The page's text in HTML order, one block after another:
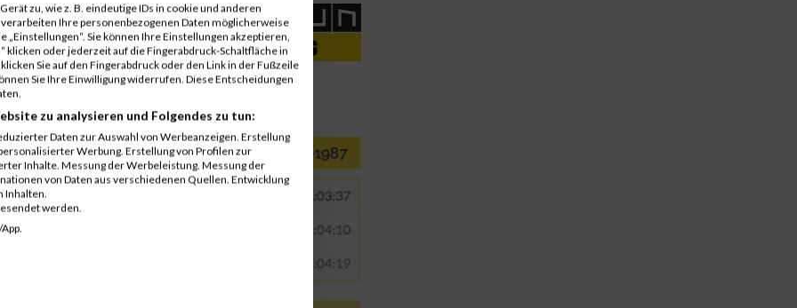
zu, wie z. B. eindeutige IDs in cookie und anderen
Ihre personenbezogenen Daten möglicherweise
Sie können Ihre Einstellungen akzeptieren,
klicken oder jederzeit auf die Fingerabdruck-Schaltfläche in
Sie auf den Fingerabdruck oder den Link in der Fußzeile
Sie Ihre Einwilligung widerrufen. Diese Entscheidungen
zu analysieren und Folgendes zu tun:
Daten zur Auswahl von Werbeanzeigen. Erstellung
Werbung. Erstellung von Profilen zur
Inhalte. Messung der Werbeleistung. Messung der
von Daten aus verschiedenen Quellen. Entwicklung
Inhalten.
werden.